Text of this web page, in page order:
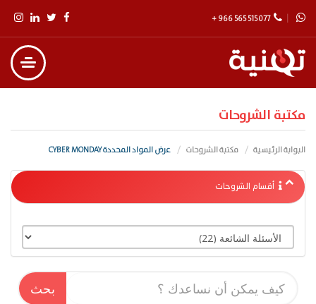
+ 966 565 515 077
مكتبة الشروحات
البوابة الرئيسية مكتبة الشروحات عرض المواد المحددة CYBER MONDAY
أقسام الشروحات